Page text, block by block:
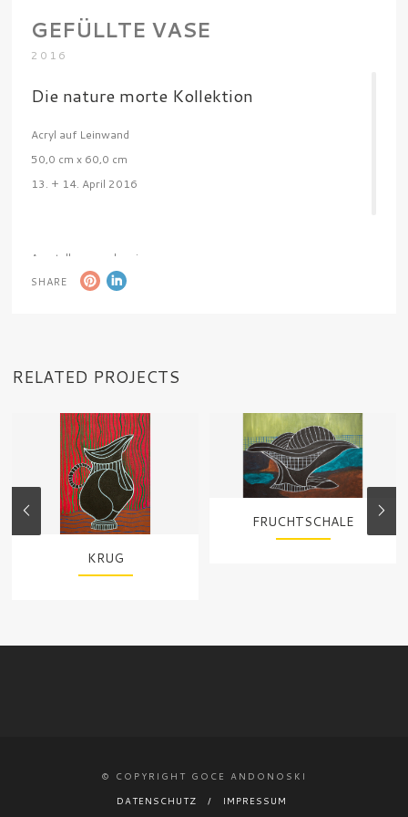
GEFÜLLTE VASE
2016
Die nature morte Kollektion
Acryl auf Leinwand
50,0 cm x 60,0 cm
13. + 14. April 2016
Ausstellungsnachweis:
15. – 16. September 2018 – 10. Bad Homburger
KunstWerkStadt, Bad Homburg
SHARE
RELATED PROJECTS
KRUG
FRUCHTSCHALE
© COPYRIGHT GOCE ANDONOSKI
DATENSCHUTZ
IMPRESSUM